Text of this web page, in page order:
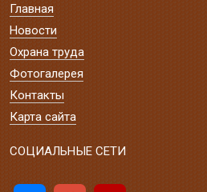
Главная
Новости
Охрана труда
Фотогалерея
Контакты
Карта сайта
СОЦИАЛЬНЫЕ СЕТИ